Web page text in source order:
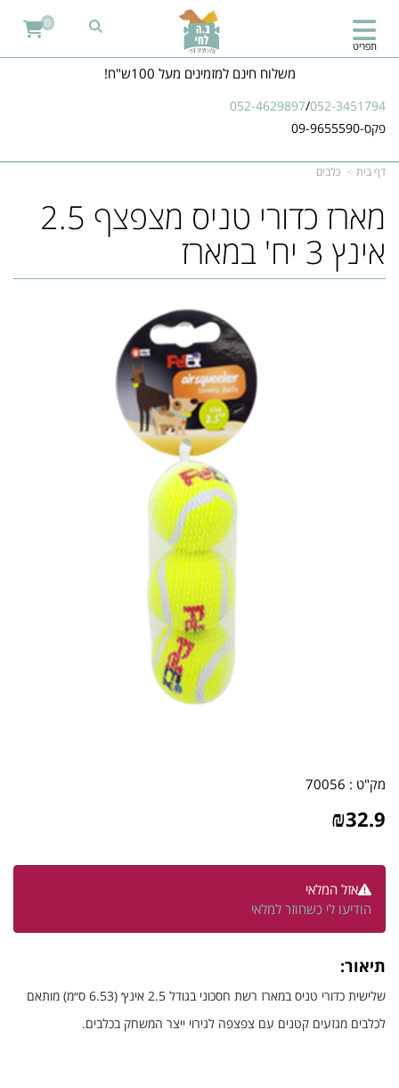
משלוח חינם למזמינים מעל 100ש"ח!
052-4629897/052-3451794
פקס-09-9655590
תפריט
0
דף בית כלבים
מארז כדורי טניס מצפצף 2.5
אינץ 3 יח' במארז
מק"ט : 70056
₪32.9
אזל המלאי
הודיעו לי כשחוזר למלאי
תיאור:
שלישית כדורי טניס במארז רשת חסכוני בגודל 2.5 אינץ׳ (6.53 ס״מ) מותאם
לכלבים מגזעים קטנים עם צפצפה לגירוי ייצר המשחק בכלבים.